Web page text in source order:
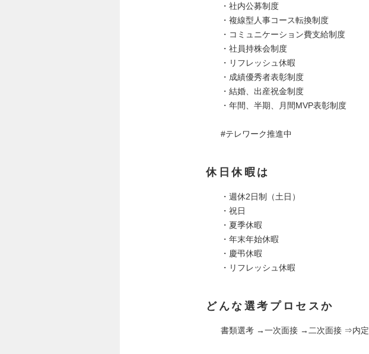
・社内公募制度
・複線型人事コース転換制度
・コミュニケーション費支給制度
・社員持株会制度
・リフレッシュ休暇
・成績優秀者表彰制度
・結婚、出産祝金制度
・年間、半期、月間MVP表彰制度
#テレワーク推進中
休日休暇は
・週休2日制（土日）
・祝日
・夏季休暇
・年末年始休暇
・慶弔休暇
・リフレッシュ休暇
どんな選考プロセスか
書類選考 →一次面接 →二次面接 ⇒内定